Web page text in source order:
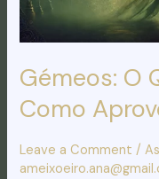
Gémeos: O
Como
Leave a Comment /
Energia?